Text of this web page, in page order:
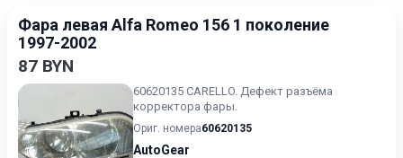
Фара левая Alfa Romeo 156 1 поколение
1997-2002
87 BYN
60620135 CARELLO. Дефект разъёма
корректора фары.
Ориг. номера60620135
AutoGear